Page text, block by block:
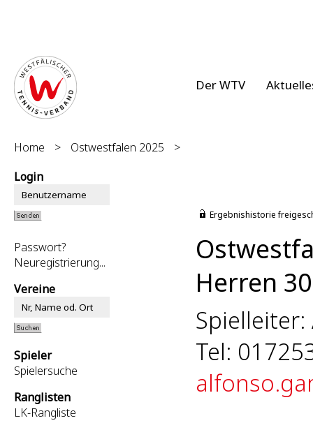
Der WTV
Home > Ostwestfalen 2025
>
Login
Passwort?
Neuregistrierung...
Vereine
Spieler
Spielersuche
Ranglisten
LK-Rangliste
Ergebnishistorie
Herren
Spielleiter:
Tel: